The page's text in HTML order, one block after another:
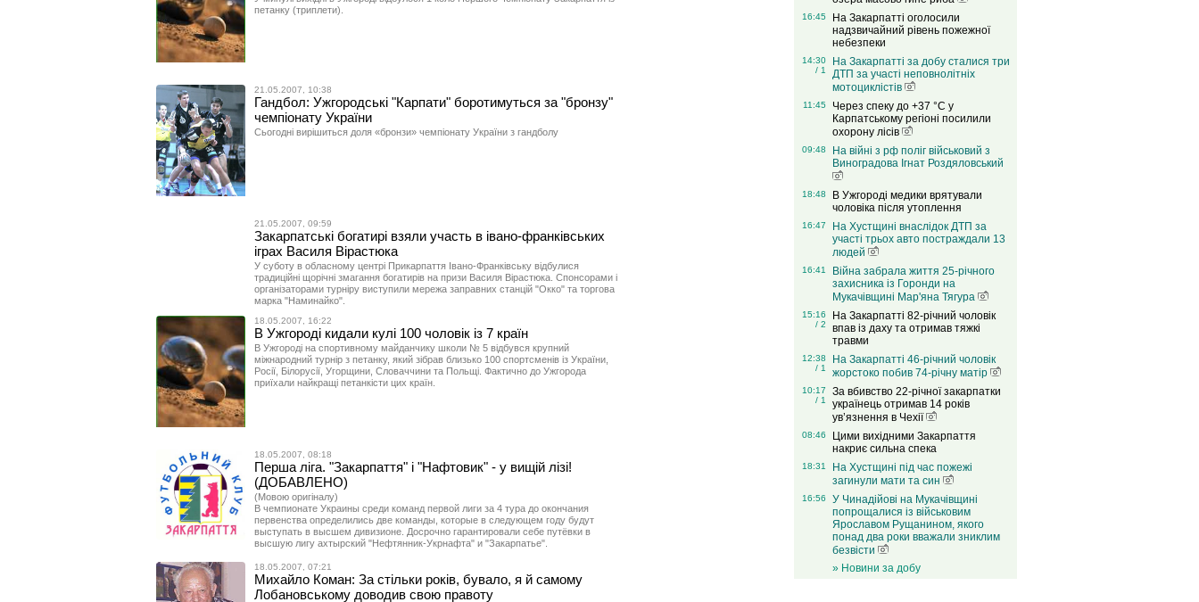
петанку (триплети).
21.05.2007, 10:38
Гандбол: Ужгородські "Карпати" боротимуться за "бронзу"
чемпіонату України
Сьогодні вирішиться доля «бронзи» чемпіонату України з гандболу
21.05.2007, 09:59
Закарпатські богатирі взяли участь в івано-франківських
іграх Василя Вірастюка
У суботу в обласному центрі Прикарпаття Івано-Франківську відбулися
традиційні щорічні змагання богатирів на призи Василя Вірастюка. Спонсорами і
організаторами турніру виступили мережа заправних станцій "Окко" та торгова
марка "Наминайко".
18.05.2007, 16:22
В Ужгороді кидали кулі 100 чоловік із 7 країн
В Ужгороді на спортивному майданчику школи № 5 відбувся крупний
міжнародний турнір з петанку, який зібрав близько 100 спортсменів із України,
Росії, Білорусії, Угорщини, Словаччини та Польщі. Фактично до Ужгорода
приїхали найкращі петанкісти цих країн.
18.05.2007, 08:18
Перша ліга. "Закарпаття" і "Нафтовик" - у вищій лізі!
(ДОБАВЛЕНО)
(Мовою оригіналу)
В чемпионате Украины среди команд первой лиги за 4 тура до окончания
первенства определились две команды, которые в следующем году будут
выступать в высшем дивизионе. Досрочно гарантировали себе путёвки в
высшую лигу ахтырский "Нефтянник-Укрнафта" и "Закарпатье".
18.05.2007, 07:21
Михайло Коман: За стільки років, бувало, я й самому
Лобановському доводив свою правоту
16:45
На Закарпатті оголосили
надзвичайний рівень пожежної
небезпеки
14:30
/ 1
На Закарпатті за добу сталися три
ДТП за участі неповнолітніх
мотоциклістів
11:45
Через спеку до +37 °C у
Карпатському регіоні посилили
охорону лісів
09:48
На війні з рф поліг військовий з
Виноградова Ігнат Роздяловський
18:48
В Ужгороді медики врятували
чоловіка після утоплення
16:47
На Хустщині внаслідок ДТП за
участі трьох авто постраждали 13
людей
16:41
Війна забрала життя 25-річного
захисника із Горонди на
Мукачівщині Мар'яна Тягура
15:16
/ 2
На Закарпатті 82-річний чоловік
впав із даху та отримав тяжкі
травми
12:38
/ 1
На Закарпатті 46-річний чоловік
жорстоко побив 74-річну матір
10:17
/ 1
За вбивство 22-річної закарпатки
українець отримав 14 років
ув’язнення в Чехії
08:46
Цими вихідними Закарпаття
накриє сильна спека
18:31
На Хустщині під час пожежі
загинули мати та син
16:56
У Чинадійові на Мукачівщині
попрощалися із військовим
Ярославом Рущанином, якого
понад два роки вважали зниклим
безвісти
» Новини за добу